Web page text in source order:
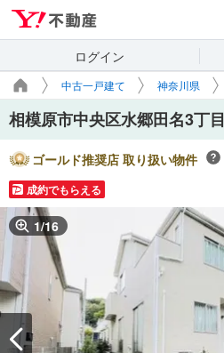
ログイン
中古一戸建て 神奈川県
相模原市中央区水郷田名3丁目
ゴールド推奨店 取り扱い物件
成約でもらえる
1/16